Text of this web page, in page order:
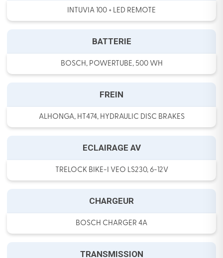
INTUVIA 100 + LED REMOTE
BATTERIE
BOSCH, POWERTUBE, 500 WH
FREIN
ALHONGA, HT474, HYDRAULIC DISC BRAKES
ECLAIRAGE AV
TRELOCK BIKE-I VEO LS230, 6-12V
CHARGEUR
BOSCH CHARGER 4A
TRANSMISSION